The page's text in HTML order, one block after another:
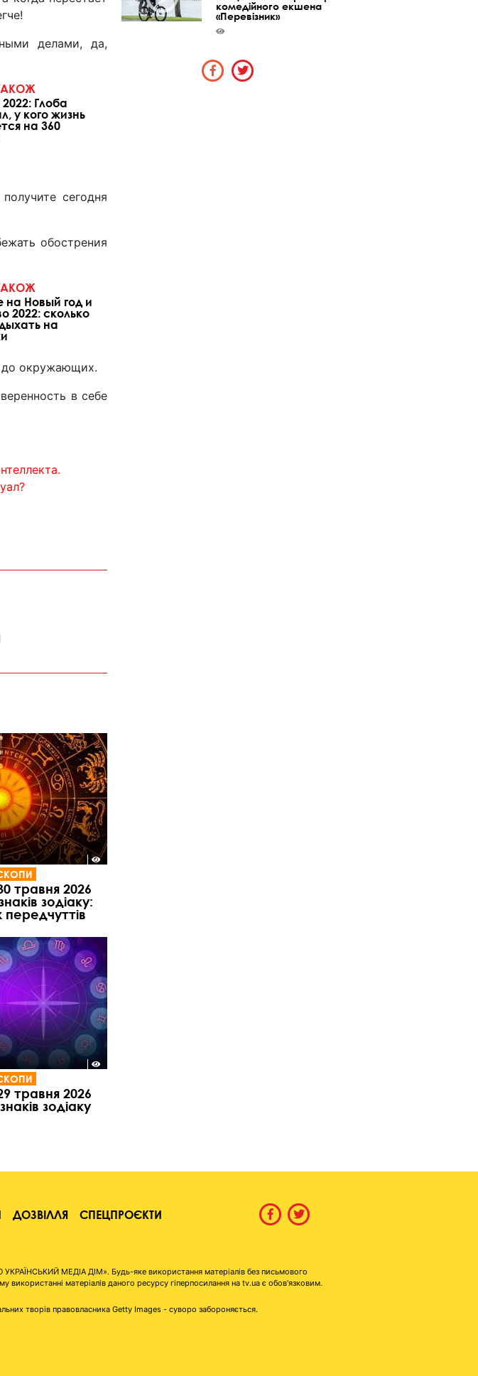
делами, да,
Глоба
у кого жизнь
на 360
сегодня
обострения
на Новый год и
2022: сколько
на
до окружающих.
в себе
травня 2026
зодіаку:
передчуттів
травня 2026
зодіаку
комедійного екшена
«Перевізник»
ДОЗВІЛЛЯ СПЕЦПРОЄКТИ
МЕДІА ДІМ». Будь-яке використання матеріалів без письмового
матеріалів даного ресурсу гіперпосилання на tv.ua є обов'язковим.
творів правовласника Getty Images - суворо забороняється.